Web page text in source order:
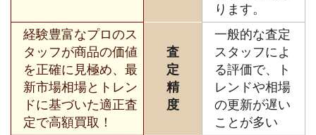
ります。
経験豊富なプロのス
タッフが商品の価値
を正確に見極め、最
新市場相場とトレン
ドに基づいた適正査
定で高額買取！
査
定
精
度
一般的な査定
スタッフによ
る評価で、ト
レンドや相場
の更新が遅い
ことが多い